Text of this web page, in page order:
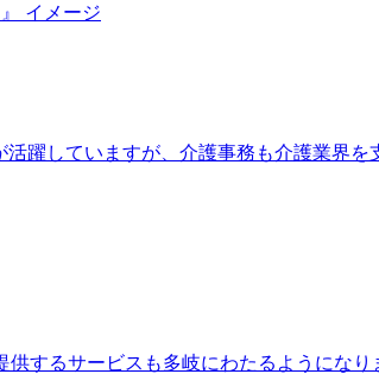
躍していますが、介護事務も介護業界
するサービスも多岐にわたるようにな